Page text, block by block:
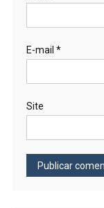
E-mail *
Site